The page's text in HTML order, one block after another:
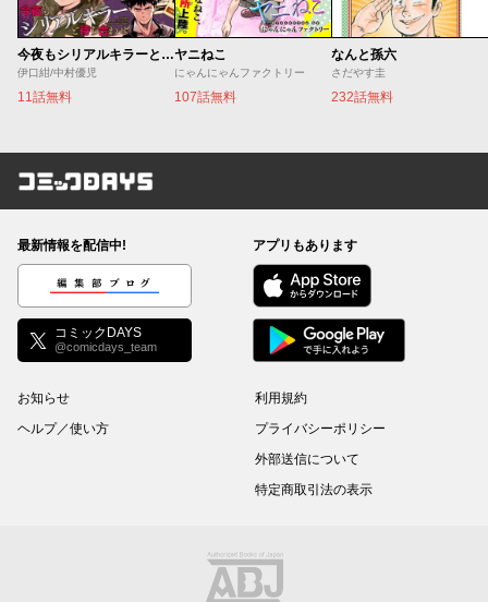
今夜もシリアルキラーと待ち合わせ
伊口紺/中村優児
11話無料
ヤニねこ
にゃんにゃんファクトリー
107話無料
なんと孫六
さだやす圭
232話無料
コミックDAYS
最新情報を配信中!
編集部ブログ
コミックDAYS
@comicdays_team
アプリもあります
お知らせ
ヘルプ／使い方
利用規約
プライバシーポリシー
外部送信について
特定商取引法の表示